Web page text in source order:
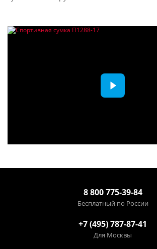
8 800 775-39-84
Бесплатный по России
+7 (495) 787-87-41
Для Москвы